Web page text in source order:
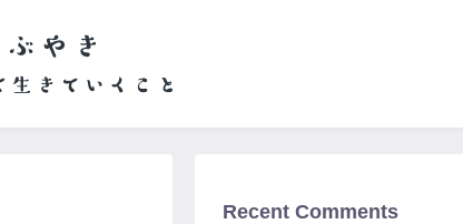
Recent Comments